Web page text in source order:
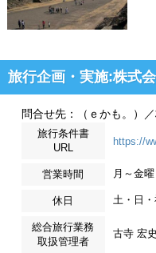
旅行企画・実施:株式
問合せ先：（ｅかも。）
旅行条件書
URL
https://
営業時間 月～金
休日 土・日
総合旅行業務
取扱管理者
古寺 宏